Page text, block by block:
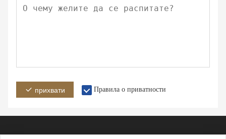
прихвати Правила о приватности